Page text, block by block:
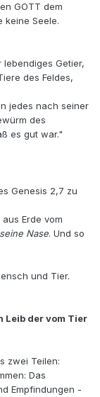
GOTT dem
keine Seele.
lebendiges Getier,
des Feldes,
jedes nach seiner
des
es gut war."
Genesis 2,7 zu
Erde vom
Nase. Und so
und Tier.
Leib der vom Tier
zwei Teilen:
Das
Empfindungen -